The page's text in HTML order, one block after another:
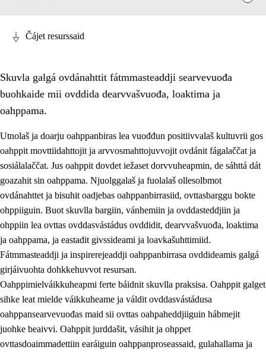
3. Skuvlla praksisa prinsihpat
Fátmmasteaddji oahppanbiras
3.2 Oahpaheapmi ja heivehuvvon oahpahus
3.3 Ovttasbargu ruovttu ja skuvlla gaskka
3.4 Oahpahus oahppofitnodagas ja bargoeallimis
3.5 Profešuvdnasearvevuohta ja skuvlaovdáneapmi
Čájet resurssaid
Skuvla galgá ovdánahttit fátmmasteaddji searvevuođa
buohkaide mii ovddida dearvvašvuođa, loaktima ja
oahppama.
Utnolaš ja doarju oahppanbiras lea vuođđun positiivvalaš kultuvrii gos
oahppit movttiidahttojit ja arvvosmahttojuvvojit ovdánit fágalaččat ja
sosiálalaččat. Jus oahppit dovdet iežaset dorvvuheapmin, de sáhttá dát
goazahit sin oahppama. Njuolggalaš ja fuolalaš ollesolbmot
ovdánahttet ja bisuhit oadjebas oahppanbirrasiid, ovttasbarggu bokte
ohppiiguin. Buot skuvlla bargiin, vánhemiin ja ovddasteddjiin ja
ohppiin lea ovttas ovddasvástádus ovddidit, dearvvašvuođa, loaktima
ja oahppama, ja eastadit givssideami ja loavkašuhttimiid.
Fátmmasteaddji ja inspirerejeaddji oahppanbirrasa ovddideamis galgá
girjáivuohta dohkkehuvvot resursan.
Oahppimielváikkuheapmi ferte báidnit skuvlla praksisa. Oahppit galget
sihke leat mielde váikkuheame ja váldit ovddasvástádusa
oahppansearvevuođas maid sii ovttas oahpaheddjiiguin hábmejit
juohke beaivvi. Oahppit jurddašit, vásihit ja ohppet
ovttasdoaimmadettiin earáiguin oahppanproseassaid, gulahallama ja